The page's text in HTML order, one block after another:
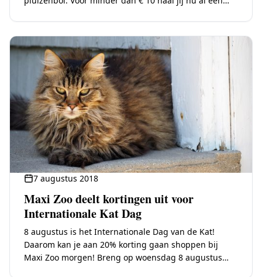
7 augustus 2018
Maxi Zoo deelt kortingen uit voor
Internationale Kat Dag
8 augustus is het Internationale Dag van de Kat!
Daarom kan je aan 20% korting gaan shoppen bij
Maxi Zoo morgen! Breng op woensdag 8 augustus